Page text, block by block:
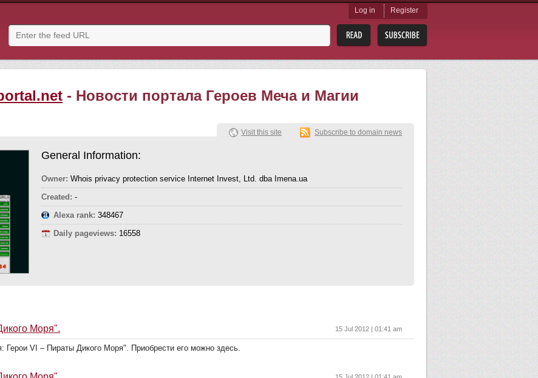
Log in Register
- Новости портала Героев Меча и Магии
General Information:
Owner: Whois privacy protection service Internet Invest, Ltd. dba Imena.ua
Created: -
Alexa rank: 348467
Daily pageviews: 16558
Visit this site Subscribe to domain news
Моря". 15 Jul 2012 | 01:41 am
VI – Пираты Дикого Моря". Приобрести его можно здесь.